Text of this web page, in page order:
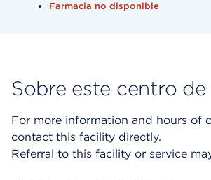
Farmacia no disponible
Sobre este centro
For more information and hours of
contact this facility directly.
Referral to this facility or service